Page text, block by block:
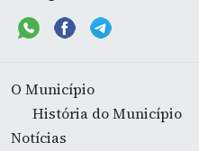
O Município
História do Município
Notícias